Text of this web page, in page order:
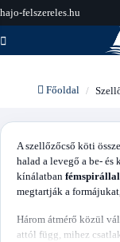
hajo-felszereles.hu
Főoldal
A szellőzőcső köti
halad a levegő a be-
kínálatban
megtartják a
Három átmérő közül
attól függ, mihez